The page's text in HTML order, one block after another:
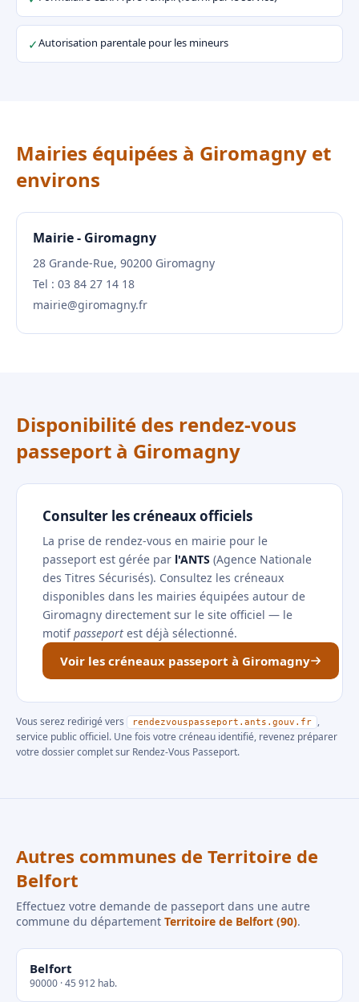
✓Autorisation parentale pour les mineurs
Mairies équipées à Giromagny et
environs
Mairie - Giromagny
28 Grande-Rue, 90200 Giromagny
Tel : 03 84 27 14 18
mairie@giromagny.fr
Disponibilité des rendez-vous
passeport à Giromagny
Consulter les créneaux officiels
La prise de rendez-vous en mairie pour le
passeport est gérée par l'ANTS (Agence Nationale
des Titres Sécurisés). Consultez les créneaux
disponibles dans les mairies équipées autour de
Giromagny directement sur le site officiel — le
motifpasseport est déjà sélectionné.
Voir les créneaux passeport à Giromagny
Vous serez redirigé vers rendezvouspasseport.ants.gouv.fr
,
service public officiel. Une fois votre créneau identifié, revenez préparer
votre dossier complet sur Rendez-Vous Passeport.
Autres communes de Territoire de
Belfort
Effectuez votre demande de passeport dans une autre
commune du département Territoire de Belfort (90).
Belfort
90000 · 45 912 hab.